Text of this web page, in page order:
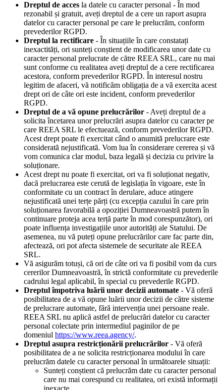
Dreptul de acces la datele cu caracter personal - În mod
rezonabil și gratuit, aveți dreptul de a cere un raport asupra
datelor cu caracter personal pe care le prelucrăm, conform
prevederilor RGPD.
Dreptul la rectificare - În situațiile în care constatați
inexactități, ori sunteți conștient de modificarea unor date cu
caracter personal prelucrate de către REEA SRL, care nu mai
sunt conforme cu realitatea aveți dreptul de a cere rectificarea
acestora, conform prevederilor RGPD. În interesul nostru
legitim de afaceri, vă notificăm obligația de a vă exercita acest
drept ori de câte ori este incident, conform prevederilor
RGPD.
Dreptul de a vă opune prelucrărilor - Aveți dreptul de a
solicita încetarea unor prelucrări asupra datelor cu caracter pe
care REEA SRL le efectuează, conform prevederilor RGPD.
Acest drept poate fi exercitat când o anumită prelucrare este
considerată nejustificată. Vom lua în considerare cererea și vă
vom comunica clar modul, baza legală și decizia cu privire la
soluționare.
Acest drept nu poate fi exercitat, ori va fi soluționat negativ,
dacă prelucrarea este cerută de legislația în vigoare, este în
conformitate cu un contract în derulare, aduce atingere
nejustificată unei terțe părți (cu excepția cazului în care prin
soluționarea favorabilă a opoziției Dumneavoastră putem în
continuare proteja acea terță parte în mod corespunzător), ori
poate influența investigațiile unor autorități ale Statului. De
asemenea, nu vă puteți opune prelucrărilor care fac parte din,
afectează, ori pot afecta sistemele de securitate ale REEA
SRL.
Vă asigurăm totuși, că ori de câte ori va fi posibil vom da curs
cererilor Dumneavoastră, în strictă conformitate cu prevederile
cadrului legal aplicabil, în special cu prevederile RGPD.
Dreptul împotriva luării unor decizii automate - Vă oferă
posibilitatea de a vă opune luării unor decizii de către sisteme
de prelucrare automate, fără intervenția unei persoane reale.
REEA SRL nu aplică astfel de prelucrări datelor cu caracter
personal colectate prin intermediul paginilor de pe
domeniul https://www.reea.agency/.
Dreptul asupra restricționării prelucrărilor - Vă oferă
posibilitatea de a ne solicita restricționarea modului în care
prelucrăm datele cu caracter personal în următoarele situații:
Sunteți conștient că prelucrăm date cu caracter personal
care nu mai corespund cu realitatea, ori există informații
inexacte.